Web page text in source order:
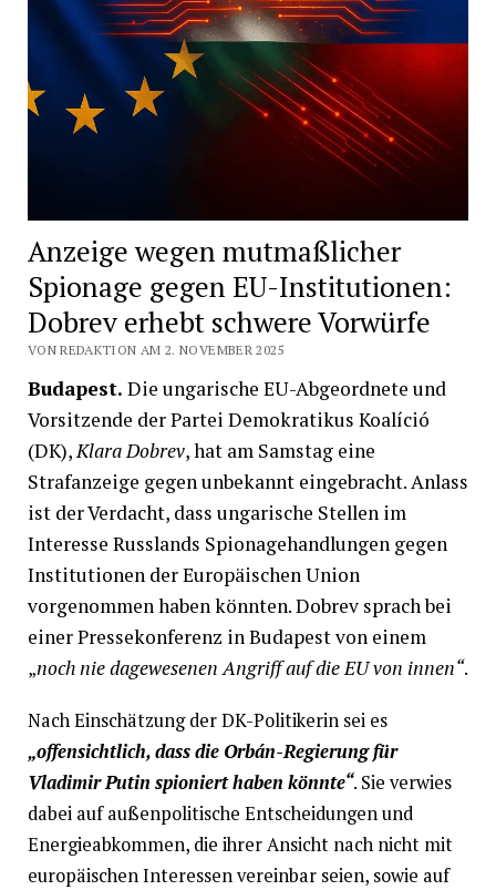
Anzeige wegen mutmaßlicher
Spionage gegen EU-Institutionen:
Dobrev erhebt schwere Vorwürfe
VON REDAKTION AM 2. NOVEMBER 2025
Budapest. Die ungarische EU-Abgeordnete und
Vorsitzende der Partei Demokratikus Koalíció
(DK),Klara Dobrev, hat am Samstag eine
Strafanzeige gegen unbekannt eingebracht. Anlass
ist der Verdacht, dass ungarische Stellen im
Interesse Russlands Spionagehandlungen gegen
Institutionen der Europäischen Union
vorgenommen haben könnten. Dobrev sprach bei
einer Pressekonferenz in Budapest von einem
„noch nie dagewesenen Angriff auf die EU von innen“.
Nach Einschätzung der DK-Politikerin sei es
„offensichtlich, dass die Orbán-Regierung für
Vladimir Putin spioniert haben könnte“. Sie verwies
dabei auf außenpolitische Entscheidungen und
Energieabkommen, die ihrer Ansicht nach nicht mit
europäischen Interessen vereinbar seien, sowie auf